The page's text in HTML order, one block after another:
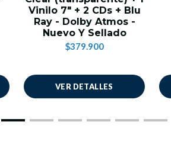
Vinilo 7" + 2 CDs + Blu
Ray - Dolby Atmos -
Nuevo Y Sellado
$379.900
VER DETALLES